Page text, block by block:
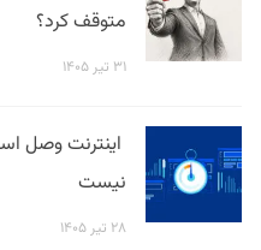
متوقف کرد؟
۳۱ تیر ۱۴۰۵
اینترنت وصل
نیست
۲۸ تیر ۱۴۰۵